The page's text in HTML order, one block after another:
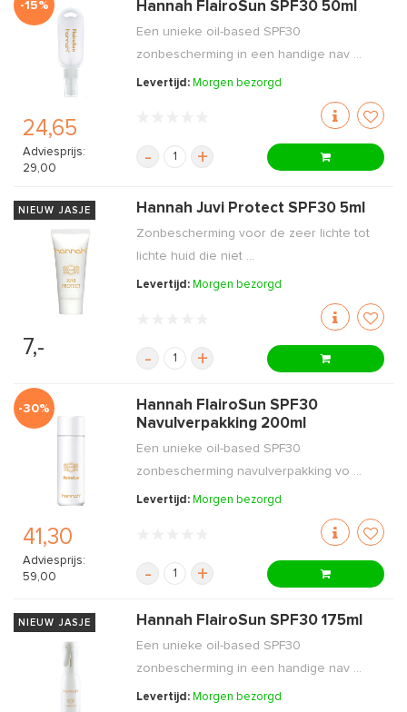
-15%
24,65
Adviesprijs:
29,00
Hannah FlairoSun SPF30 50ml
Een unieke oil-based SPF30
zonbescherming in een handige nav ...
Levertijd: Morgen bezorgd
- +
NIEUW JASJE
7,-
Hannah Juvi Protect SPF30 5ml
Zonbescherming voor de zeer lichte tot
lichte huid die niet ...
Levertijd: Morgen bezorgd
- +
-30%
41,30
Adviesprijs:
59,00
Hannah FlairoSun SPF30
Navulverpakking 200ml
Een unieke oil-based SPF30
zonbescherming navulverpakking vo ...
Levertijd: Morgen bezorgd
- +
NIEUW JASJE Hannah FlairoSun SPF30 175ml
Een unieke oil-based SPF30
zonbescherming in een handige nav ...
Levertijd: Morgen bezorgd